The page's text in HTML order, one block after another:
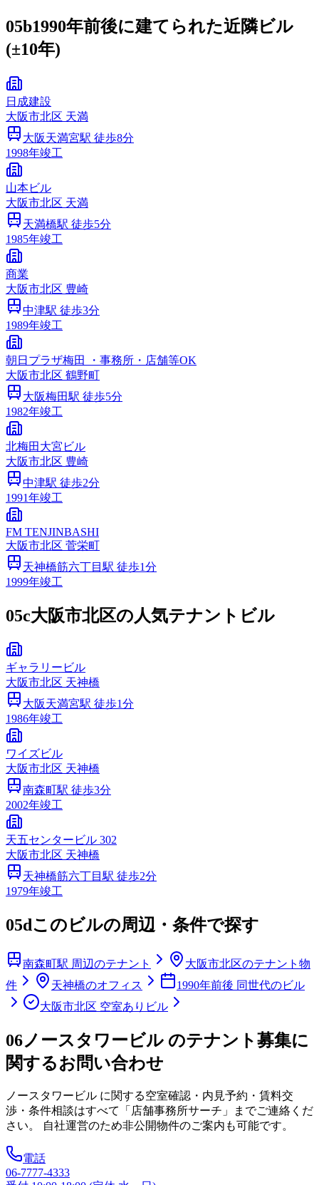
05b1990年前後に建てられた近隣ビル
(±10年)
日成建設
大阪市北区 天満
大阪天満宮駅 徒歩8分
1998年竣工
山本ビル
大阪市北区 天満
天満橋駅 徒歩5分
1985年竣工
商業
大阪市北区 豊崎
中津駅 徒歩3分
1989年竣工
朝日プラザ梅田 ・事務所・店舗等OK
大阪市北区 鶴野町
大阪梅田駅 徒歩5分
1982年竣工
北梅田大宮ビル
大阪市北区 豊崎
中津駅 徒歩2分
1991年竣工
FM TENJINBASHI
大阪市北区 菅栄町
天神橋筋六丁目 駅 徒歩1分
1999年竣工
05c大阪市北区の人気テナントビル
ギャラリービル
大阪市北区 天神橋
大阪天満宮駅 徒歩1分
1986年竣工
ワイズビル
大阪市北区 天神橋
南森町駅 徒歩3分
2002年竣工
天五センタービル 302
大阪市北区 天神橋
天神橋筋六丁目駅 徒歩2分
1979年竣工
05dこのビルの周辺・条件で探す
南森町駅 周辺のテナント
大阪市北区のテナント物
件
天神橋のオフィス
1990年前後 同世代のビル
大阪市北区 空室ありビル
06ノースタワービル のテナント募集に
関するお問い合わせ
ノースタワービル に関する空室確認・内見予約・賃料交
渉・条件相談はすべて「店舗事務所サーチ」までご連絡くだ
さい。 自社運営のため非公開物件のご案内も可能です。
電話
06-7777-4333